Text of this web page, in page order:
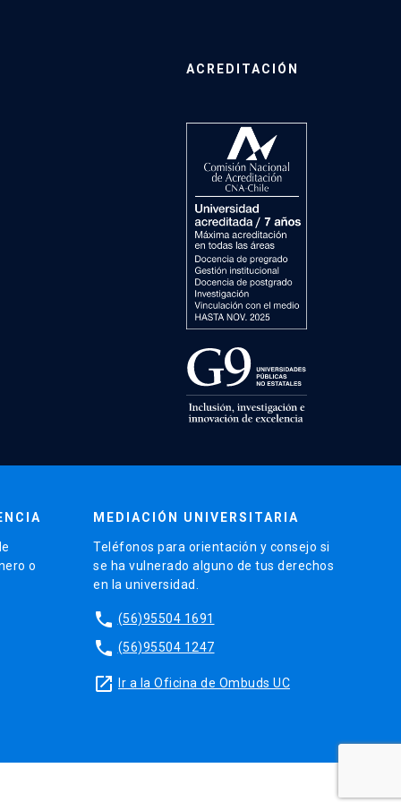
ACREDITACIÓN
o
MEDIACIÓN UNIVERSITARIA
Teléfonos para orientación y consejo si
se ha vulnerado alguno de tus derechos
en la universidad.
phone (56)95504 1691
phone (56)95504 1247
launch Ir a la Oficina de Ombuds UC